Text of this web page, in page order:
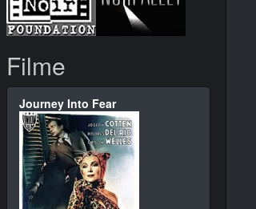
Filme
Journey Into Fear